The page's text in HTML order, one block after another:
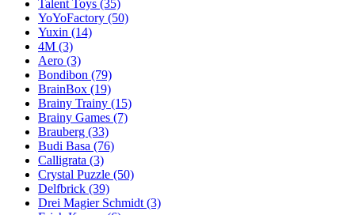
Talent Toys (35)
YoYoFactory (50)
Yuxin (14)
4M (3)
Aero (3)
Bondibon (79)
BrainBox (19)
Brainy Trainy (15)
Brainy Games (7)
Brauberg (33)
Budi Basa (76)
Calligrata (3)
Crystal Puzzle (50)
Delfbrick (39)
Drei Magier Schmidt (3)